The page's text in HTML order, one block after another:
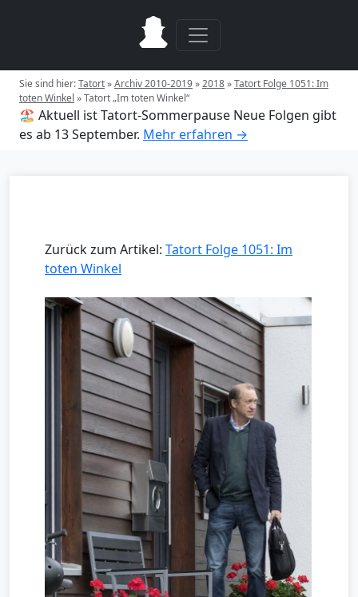
Sie sind hier:Tatort»Archiv 2010-2019»2018»Tatort Folge 1051: Im
toten Winkel »Tatort „Im toten Winkel“
🏖️ Aktuell ist Tatort-Sommerpause Neue Folgen gibt
es ab 13 September. Mehr erfahren →
Zurück zum Artikel: Tatort Folge 1051: Im
toten Winkel